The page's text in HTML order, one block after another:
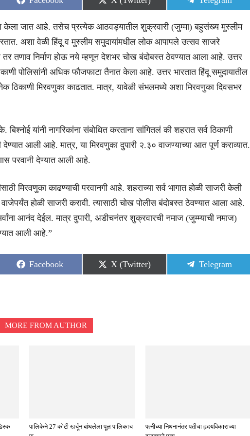
on
on
on
केला जात आहे. तसेच प्रत्येक आठवड्यातील शुक्रवारी (जुम्मा) बहुसंख्य मुस्लीम
अशा वेळी हिंदू व मुस्लीम समुदायांमधील लोक आपापले उत्सव साजरे
तणाव निर्माण होऊ नये म्हणून देशभर चोख बंदोबस्त ठेवण्यात आला आहे. उत्तर
पोलिसांनी अधिक फौजफाटा तैनात केला आहे. उत्तर भारतात हिंदू समुदायातील
ठिकाणी मिरवणुका काढतात. मात्र, यावेळी संभलमध्ये अशा मिरवणुका दिवसभर
यांनी नागरिकांना संबोधित करताना सांगितलं की शहरात सर्व ठिकाणी
देण्यात आली आहे. मात्र, या मिरवणुका दुपारी २.३० वाजण्याच्या आत पूर्ण कराव्यात.
परवानी देण्यात आली आहे.
मिरवणुका काढण्याची परवानगी आहे. शहराच्या सर्व भागात होळी साजरी केली
होळी साजरी करावी. त्यासाठी चोख पोलीस बंदोबस्त ठेवण्यात आला आहे.
आनंद देईल. मात्र दुपारी, अडीचनंतर शुक्रवारची नमाज (जुम्म्याची नमाज)
आली आहे.”
Share
on
Facebook
Share
on
X (Twitter)
Share
on
Telegram
MORE FROM AUTHOR
पालिकेने 27 कोटी खर्चून बांधलेला पूल पालिकाच
पत्नीच्या निधनानंतर पतीचा हृदयविकाराच्या